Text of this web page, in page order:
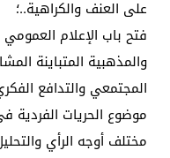
على العنف والكراهية..؛
فتح باب الإعلام
والمذهبية المتباينة
المجتمعي والتدافع
موضوع الحريات الفردية
مختلف أوجه الرأي